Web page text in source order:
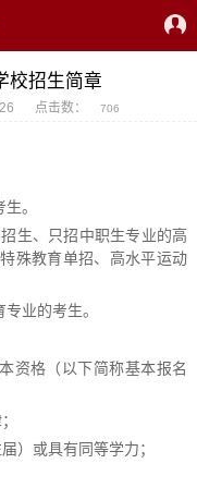
校招生简章
点击数： 706
。
生、只招中职生专业的高
殊教育单招、高水平运动
业的考生。
资格（以下简称基本报名
）或具有同等学力；